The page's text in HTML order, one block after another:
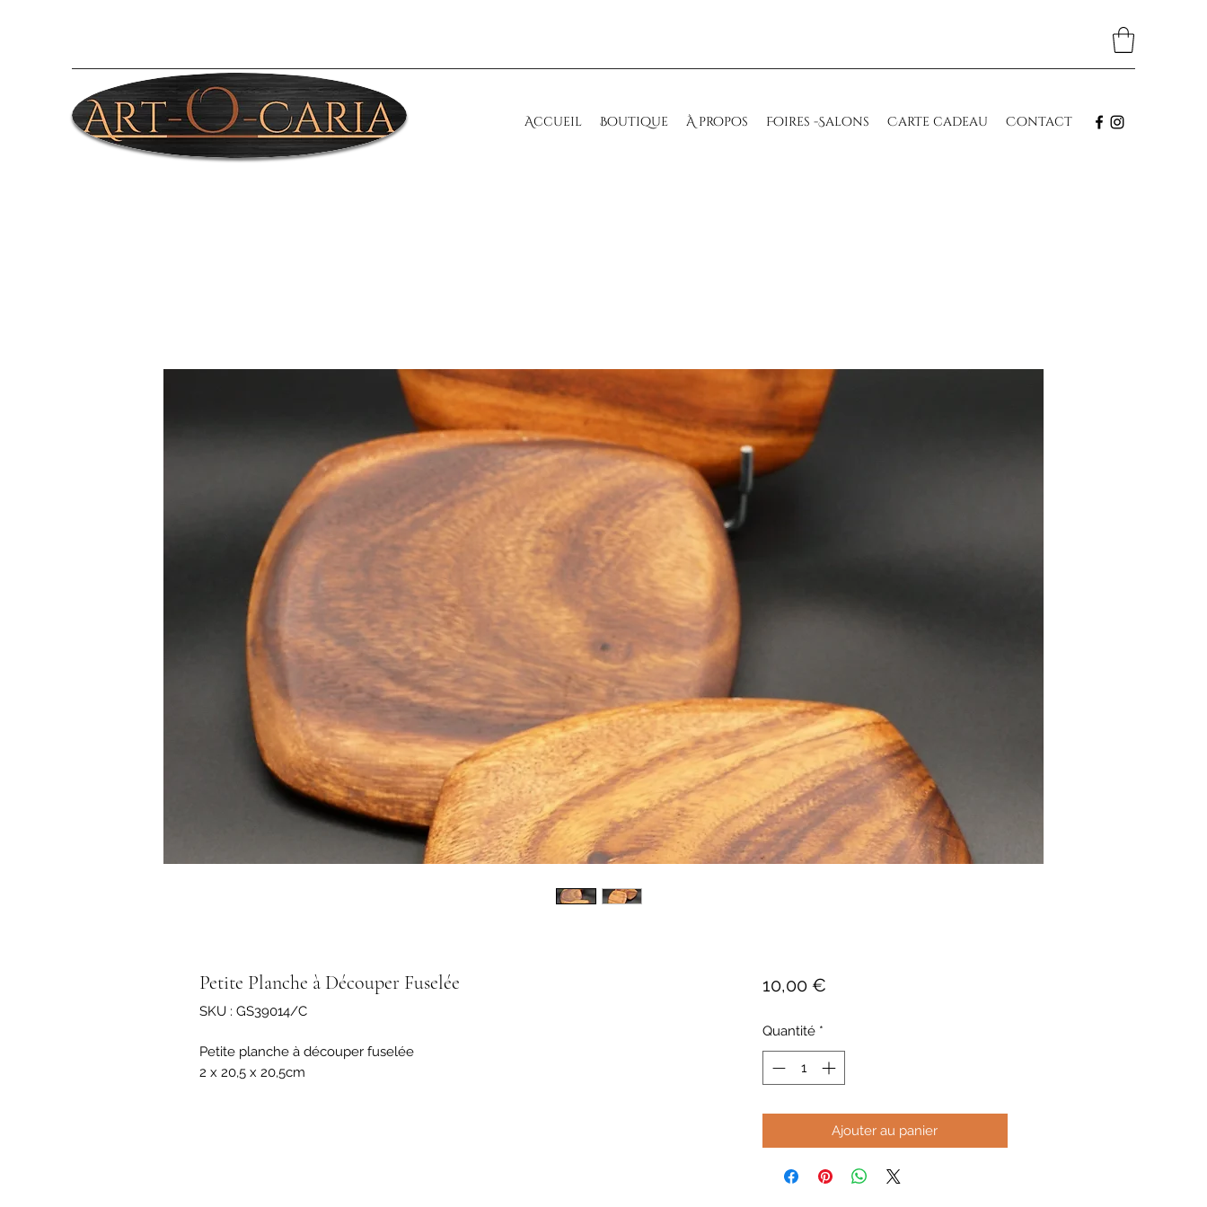
Accueil Boutique À propos Foires -Salons Carte cadeau Contact
Petite Planche à Découper Fuselée
SKU : GS39014/C
Petite planche à découper fuselée
2 x 20,5 x 20,5cm
10,00 €Prix
Quantité *
Ajouter au panier